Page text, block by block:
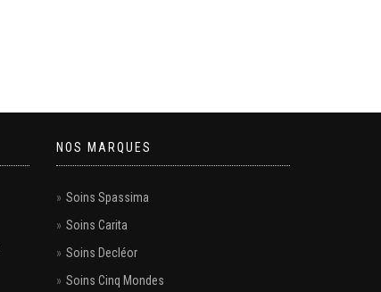
NOS MARQUES
Soins Spassima
Soins Carita
Soins Decléor
Soins Cinq Mondes